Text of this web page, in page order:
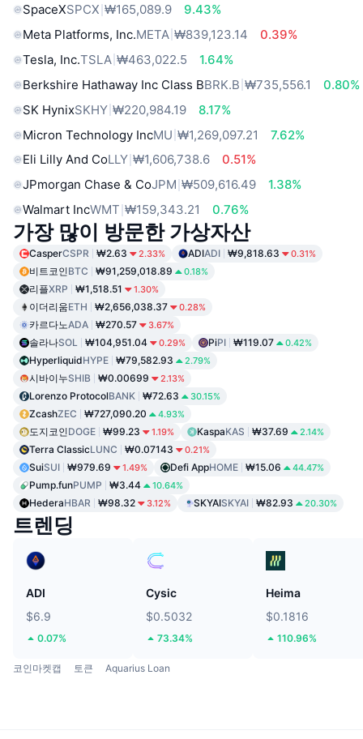
SpaceXSPCX ₩165,089.9
9.43%
Meta Platforms, Inc.META ₩839,123.14
0.39%
Tesla, Inc.TSLA ₩463,022.5
1.64%
Berkshire Hathaway Inc Class BBRK.B ₩735,556.1
0.80%
SK HynixSKHY ₩220,984.19
8.17%
Micron Technology IncMU ₩1,269,097.21
7.62%
Eli Lilly And CoLLY ₩1,606,738.6
0.51%
JPmorgan Chase & CoJPM ₩509,616.49
1.38%
Walmart IncWMT ₩159,343.21 0.76%
가장 많이 방문한 가상자산
CasperCSPR ₩2.63 2.33% ADIADI ₩9,818.63 0.31%
비트코인BTC ₩91,259,018.89 0.18%
리플XRP ₩1,518.51 1.30%
이더리움ETH ₩2,656,038.37 0.28%
카르다노ADA ₩270.57 3.67%
솔라나SOL ₩104,951.04 0.29% PiPI ₩119.07 0.42%
HyperliquidHYPE ₩79,582.93 2.79%
시바이누SHIB ₩0.00699 2.13%
Lorenzo ProtocolBANK ₩72.63 30.15%
ZcashZEC ₩727,090.20 4.93%
도지코인DOGE ₩99.23 1.19% KaspaKAS ₩37.69 2.14%
Terra ClassicLUNC ₩0.07143 0.21%
SuiSUI ₩979.69 1.49% Defi AppHOME ₩15.06 44.47%
Pump.funPUMP ₩3.44 10.64%
HederaHBAR ₩98.32 3.12% SKYAISKYAI ₩82.93 20.30%
트렌딩
ADI
$6.9
0.07%
Cysic
$0.5032
73.34%
Heima
$0.1816
110.96%
코인마켓캡 토큰 Aquarius Loan